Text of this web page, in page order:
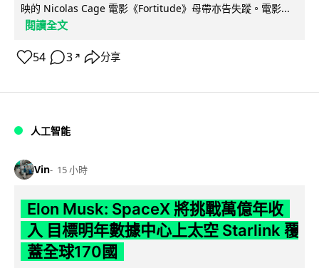
映的 Nicolas Cage 電影《Fortitude》母帶亦告失蹤。電影...
閱讀全文
54 3 ↗ 分享
人工智能
Vin 15 小時
Elon Musk: SpaceX 將挑戰萬億年收
入 目標明年數據中心上太空 Starlink 覆
蓋全球170國